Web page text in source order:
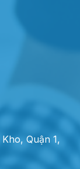
Quận 1,